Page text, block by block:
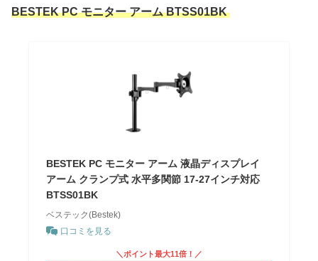
BESTEK PC モニター アーム BTSS01BK
BESTEK PC モニター アーム 液晶ディスプレイ
アーム クランプ式 水平多関節 17-27インチ対応
BTSS01BK
ベステック(Bestek)
口コミを見る
＼ポイント最大11倍！／